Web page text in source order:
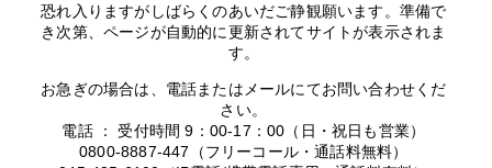
恐れ入りますがしばらくのあいだご静観願います。準備で
き次第、ページが自動的に更新されてサイトが表示されま
す。
お急ぎの場合は、電話またはメールにてお問い合わせくだ
さい。
電話 ： 受付時間 9：00-17：00（日・祝日も営業）
0800-8887-447（フリーコール・通話料無料）